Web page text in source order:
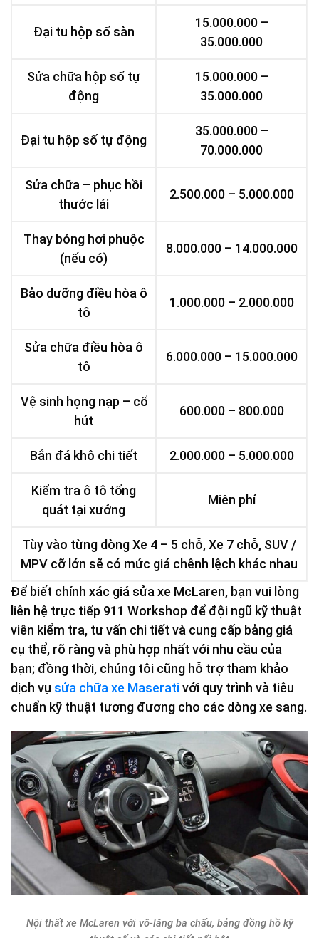
Đại tu hộp số sàn
15.000.000 –
35.000.000
Sửa chữa hộp số tự
động
15.000.000 –
35.000.000
Đại tu hộp số tự động
35.000.000 –
70.000.000
Sửa chữa – phục hồi
thước lái
2.500.000 – 5.000.000
Thay bóng hơi phuộc
(nếu có)
8.000.000 – 14.000.000
Bảo dưỡng điều hòa ô
tô
1.000.000 – 2.000.000
Sửa chữa điều hòa ô
tô
6.000.000 – 15.000.000
Vệ sinh họng nạp – cổ
hút
600.000 – 800.000
Bắn đá khô chi tiết 2.000.000 – 5.000.000
Kiểm tra ô tô tổng
quát tại xưởng
Miễn phí
Tùy vào từng dòng Xe 4 – 5 chỗ, Xe 7 chỗ, SUV /
MPV cỡ lớn sẽ có mức giá chênh lệch khác nhau
Để biết chính xác giá sửa xe McLaren, bạn vui lòng
liên hệ trực tiếp 911 Workshop để đội ngũ kỹ thuật
viên kiểm tra, tư vấn chi tiết và cung cấp bảng giá
cụ thể, rõ ràng và phù hợp nhất với nhu cầu của
bạn; đồng thời, chúng tôi cũng hỗ trợ tham khảo
dịch vụ sửa chữa xe Maserativới quy trình và tiêu
chuẩn kỹ thuật tương đương cho các dòng xe sang.
Nội thất xe McLaren với vô-lăng ba chấu, bảng đồng hồ kỹ